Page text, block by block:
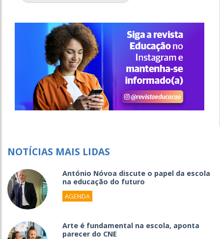
NOTÍCIAS MAIS LIDAS
António Nóvoa discute o papel da escola
na educação do futuro
AGENDA
Arte é fundamental na escola, aponta
parecer do CNE